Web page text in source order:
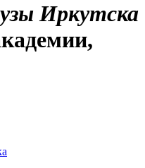
Иркутска